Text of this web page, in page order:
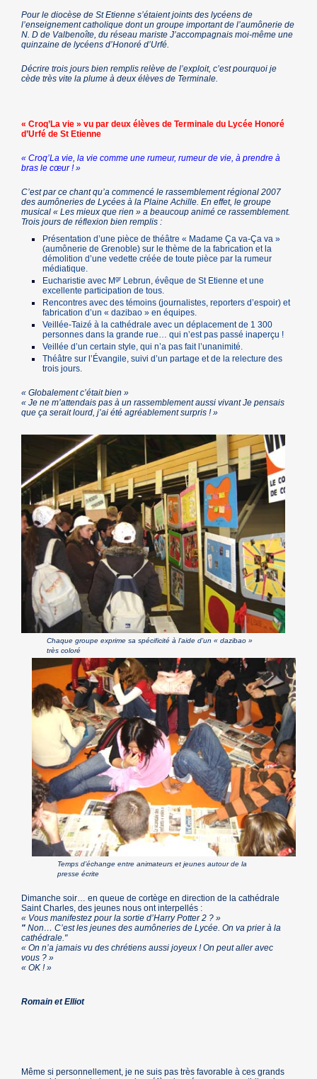
Pour le diocèse de St Etienne s’étaient joints des lycéens de
l’enseignement catholique dont un groupe important de l’aumônerie de
N. D de Valbenoîte, du réseau mariste J’accompagnais moi-même une
quinzaine de lycéens d’Honoré d’Urfé.
Décrire trois jours bien remplis relève de l’exploit, c’est pourquoi je
cède très vite la plume à deux élèves de Terminale.
« Croq’La vie » vu par deux élèves de Terminale du Lycée Honoré
d’Urfé de St Etienne
« Croq’La vie, la vie comme une rumeur, rumeur de vie, à prendre à
bras le cœur ! »
C’est par ce chant qu’a commencé le rassemblement régional 2007
des aumôneries de Lycées à la Plaine Achille. En effet, le groupe
musical « Les mieux que rien » a beaucoup animé ce rassemblement.
Trois jours de réflexion bien remplis :
Présentation d’une pièce de théâtre « Madame Ça va-Ça va »
(aumônerie de Grenoble) sur le thème de la fabrication et la
démolition d’une vedette créée de toute pièce par la rumeur
médiatique.
Eucharistie avec Mgr Lebrun, évêque de St Etienne et une
excellente participation de tous.
Rencontres avec des témoins (journalistes, reporters d’espoir) et
fabrication d’un « dazibao » en équipes.
Veillée-Taizé à la cathédrale avec un déplacement de 1 300
personnes dans la grande rue… qui n’est pas passé inaperçu !
Veillée d’un certain style, qui n’a pas fait l’unanimité.
Théâtre sur l’Évangile, suivi d’un partage et de la relecture des
trois jours.
« Globalement c’était bien »
« Je ne m’attendais pas à un rassemblement aussi vivant Je pensais
que ça serait lourd, j’ai été agréablement surpris ! »
Chaque groupe exprime sa spécificité à l’aide d’un « dazibao »
très coloré
Temps d’échange entre animateurs et jeunes autour de la
presse écrite
Dimanche soir… en queue de cortège en direction de la cathédrale
Saint Charles, des jeunes nous ont interpellés :
« Vous manifestez pour la sortie d’Harry Potter 2 ? »
" Non… C’est les jeunes des aumôneries de Lycée. On va prier à la
cathédrale."
« On n’a jamais vu des chrétiens aussi joyeux ! On peut aller avec
vous ? »
« OK ! »
Romain et Elliot
Même si personnellement, je ne suis pas très favorable à ces grands